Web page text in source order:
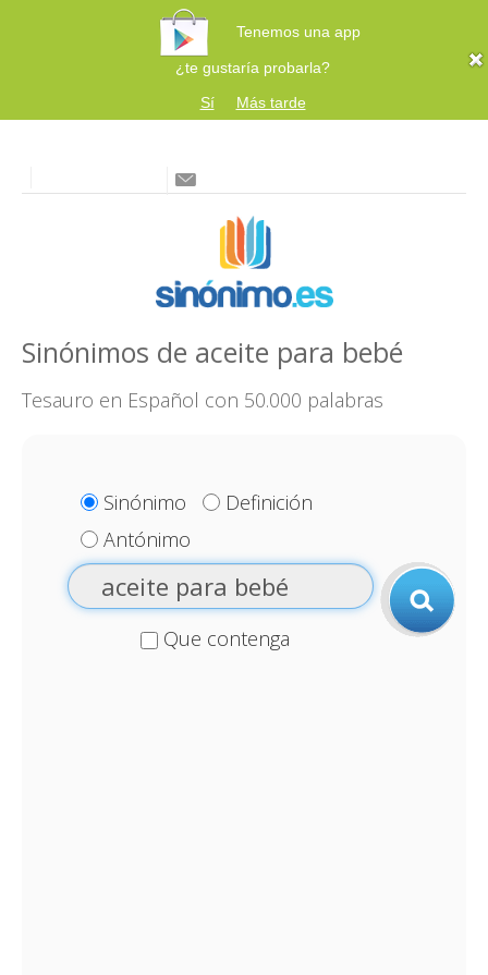
Tenemos una app
¿te gustaría probarla?
Sí
Más tarde
Sinónimos de aceite para bebé
Tesauro en Español con 50.000 palabras
Sinónimo
Definición
Antónimo
Que contenga